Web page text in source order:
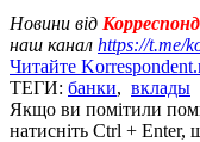
Новини від
наш канал https://t.me/
Читайте
ТЕГИ: банки, вклады
Якщо ви помітили
натисніть Ctrl + Enter,